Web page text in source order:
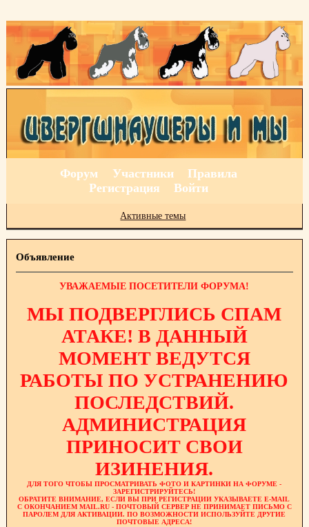
Форум Участники
Правила
Регистрация
Войти
Активные темы
Объявление
УВАЖАЕМЫЕ ПОСЕТИТЕЛИ ФОРУМА!
МЫ ПОДВЕРГЛИСЬ СПАМ
АТАКЕ! В ДАННЫЙ
МОМЕНТ ВЕДУТСЯ
РАБОТЫ ПО УСТРАНЕНИЮ
ПОСЛЕДСТВИЙ.
АДМИНИСТРАЦИЯ
ПРИНОСИТ СВОИ
ИЗИНЕНИЯ.
ДЛЯ ТОГО ЧТОБЫ ПРОСМАТРИВАТЬ ФОТО И КАРТИНКИ НА ФОРУМЕ -
ЗАРЕГИСТРИРУЙТЕСЬ!
ОБРАТИТЕ ВНИМАНИЕ, ЕСЛИ ВЫ ПРИ РЕГИСТРАЦИИ УКАЗЫВАЕТЕ E-MAIL
С ОКОНЧАНИЕМ MAIL.RU - ПОЧТОВЫЙ СЕРВЕР НЕ ПРИНИМАЕТ ПИСЬМО С
ПАРОЛЕМ ДЛЯ АКТИВАЦИИ. ПО ВОЗМОЖНОСТИ ИСПОЛЬЗУЙТЕ ДРУГИЕ
ПОЧТОВЫЕ АДРЕСА!